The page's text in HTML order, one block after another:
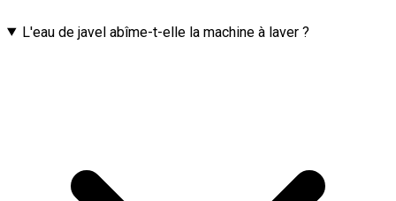
L'eau de javel abîme-t-elle la machine à laver ?